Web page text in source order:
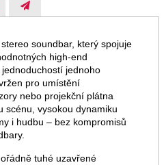
soundbar, který spojuje
high-end
jednoho
pro umístění
nebo projekční plátna
scénu, vysokou dynamiku
i hudbu – bez kompromisů
tuhé uzavřené